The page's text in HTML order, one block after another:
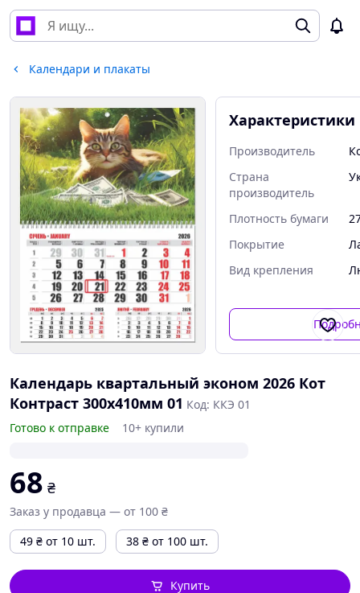
Календари и плакаты
Характеристики
Производитель
Страна
производитель
Плотность бумаги
Покрытие
Вид крепления
Календарь квартальный эконом 2026 Кот
Контраст 300х410мм 01 Код: ККЭ 01
Готово к отправке
10+ купили
68 ₴
Заказ у продавца — от 100 ₴
49 ₴ от 10 шт. 38 ₴ от 100 шт.
Купить